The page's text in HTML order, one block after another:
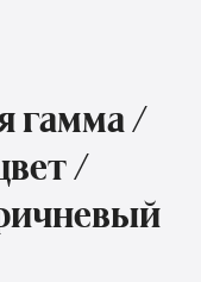
гамма /
/